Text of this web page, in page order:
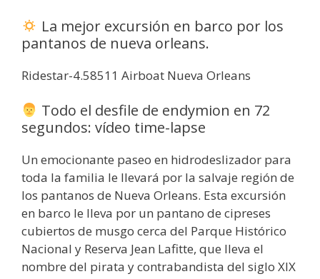
La mejor excursión en barco por los
pantanos de nueva orleans.
Ridestar-4.58511 Airboat Nueva Orleans
Todo el desfile de endymion en 72
segundos: vídeo time-lapse
Un emocionante paseo en hidrodeslizador para
toda la familia le llevará por la salvaje región de
los pantanos de Nueva Orleans. Esta excursión
en barco le lleva por un pantano de cipreses
cubiertos de musgo cerca del Parque Histórico
Nacional y Reserva Jean Lafitte, que lleva el
nombre del pirata y contrabandista del siglo XIX